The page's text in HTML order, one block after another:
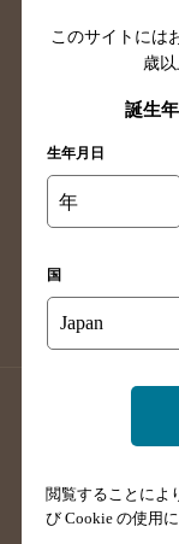
山口県
島根県
高知県
長崎県
店舗登録方法
このサイトには
歳
誕生
生年月日
年
国
閲覧することによ
び Cookie の使用